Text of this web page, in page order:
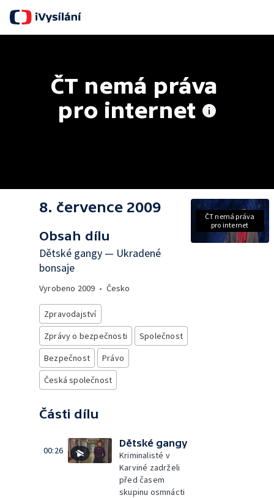
ČT nemá práva
pro internet
8. července 2009
Obsah dílu
Dětské gangy — Ukradené
bonsaje
Vyrobeno 2009 • Česko
Zpravodajství
Zprávy o bezpečnosti
Společnost
Bezpečnost
Právo
Česká společnost
Části dílu
00:26
Dětské gangy
Kriminalisté v
Karviné zadrželi
před časem
skupinu osmnácti
ČT nemá práva
pro internet